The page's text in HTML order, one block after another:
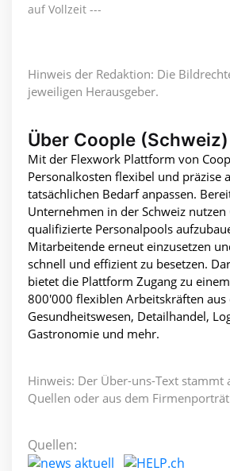
auf Vollzeit ---
Hinweis der Redaktion: Die
jeweiligen Herausgeber.
Über Coople (Schweiz)
Mit der Flexwork Plattform von
Personalkosten flexibel und präzise
tatsächlichen Bedarf anpassen.
Unternehmen in der Schweiz nutzen
qualifizierte Personalpools
Mitarbeitende erneut einzusetzen
schnell und effizient zu besetzen.
bietet die Plattform Zugang zu
800'000 flexiblen Arbeitskräften aus
Gesundheitswesen, Detailhandel,
Gastronomie und mehr.
Hinweis: Der Über-uns-Text stammt
Quellen oder aus dem Firmenporträt
Quellen: